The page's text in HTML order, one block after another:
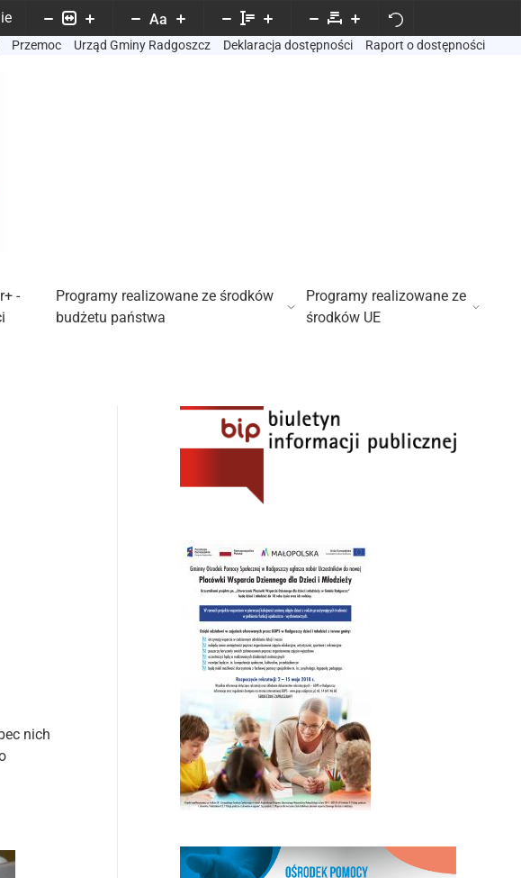
Aa
Przemoc Urząd Gminy Radgoszcz Deklaracja dostępności Raport o dostępności
-
Programy realizowane ze środków
budżetu państwa
Programy realizowane ze
środków UE
nich